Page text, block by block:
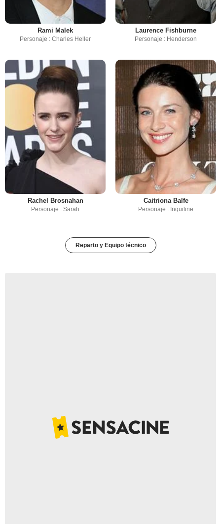
Rami Malek
Personaje : Charles Heller
Laurence Fishburne
Personaje : Henderson
Rachel Brosnahan
Personaje : Sarah
Caitriona Balfe
Personaje : Inquiline
Reparto y Equipo técnico